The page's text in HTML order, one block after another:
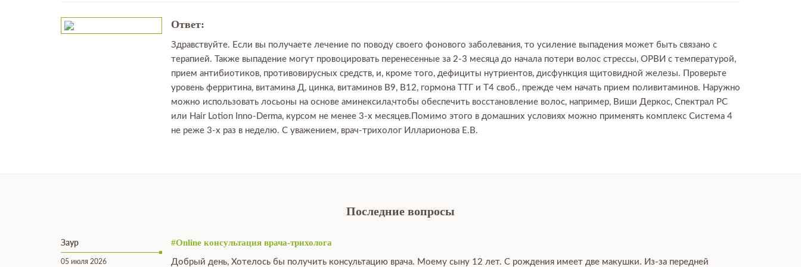
Ответ:
Здравствуйте. Если вы получаете лечение по поводу своего фонового заболевания, то усиление выпадения может быть связано с
терапией. Также выпадение могут провоцировать перенесенные за 2-3 месяца до начала потери волос стрессы, ОРВИ с температурой,
прием антибиотиков, противовирусных средств, и, кроме того, дефициты нутриентов, дисфункция щитовидной железы. Проверьте
уровень ферритина, витамина Д, цинка, витаминов В9, В12, гормона ТТГ и Т4 своб., прежде чем начать прием поливитаминов. Наружно
можно использовать лосьоны на основе аминексила,чтобы обеспечить восстановление волос, например, Виши Деркос, Спектрал РС
или Hair Lotion Inno-Derma, курсом не менее 3-х месяцев.Помимо этого в домашних условиях можно применять комплекс Система 4
не реже 3-х раз в неделю. С уважением, врач-трихолог Илларионова Е.В.
Последние вопросы
Заур
05 июля 2026
#Online консультация врача-трихолога
Добрый день, Хотелось бы получить консультацию врача. Моему сыну 12 лет. С рождения имеет две макушки. Из-за передней